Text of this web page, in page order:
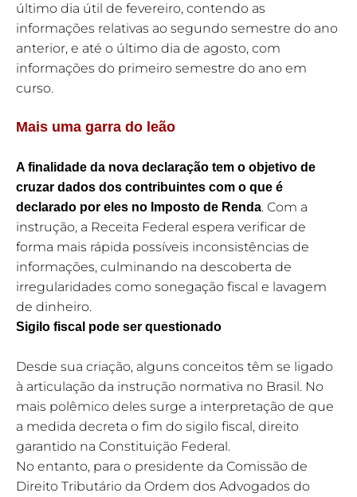
último dia útil de fevereiro, contendo as
informações relativas ao segundo semestre do ano
anterior, e até o último dia de agosto, com
informações do primeiro semestre do ano em
curso.
Mais uma garra do leão
A finalidade da nova declaração tem o objetivo de
cruzar dados dos contribuintes com o que é
declarado por eles no Imposto de Renda. Com a
instrução, a Receita Federal espera verificar de
forma mais rápida possíveis inconsistências de
informações, culminando na descoberta de
irregularidades como sonegação fiscal e lavagem
de dinheiro.
Sigilo fiscal pode ser questionado
Desde sua criação, alguns conceitos têm se ligado
à articulação da instrução normativa no Brasil. No
mais polêmico deles surge a interpretação de que
a medida decreta o fim do sigilo fiscal, direito
garantido na Constituição Federal.
No entanto, para o presidente da Comissão de
Direito Tributário da Ordem dos Advogados do